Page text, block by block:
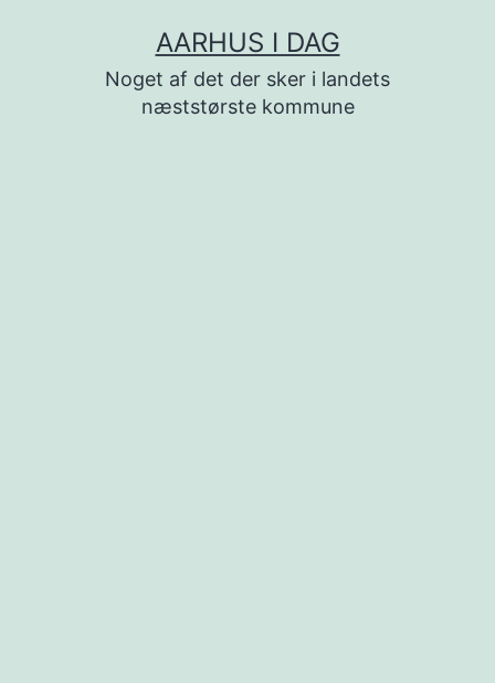
AARHUS I DAG
Noget af det der sker i landets
næststørste kommune